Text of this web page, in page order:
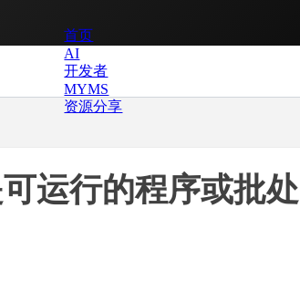
首页
AI
开发者
MYMS
资源分享
运行的程序或批处